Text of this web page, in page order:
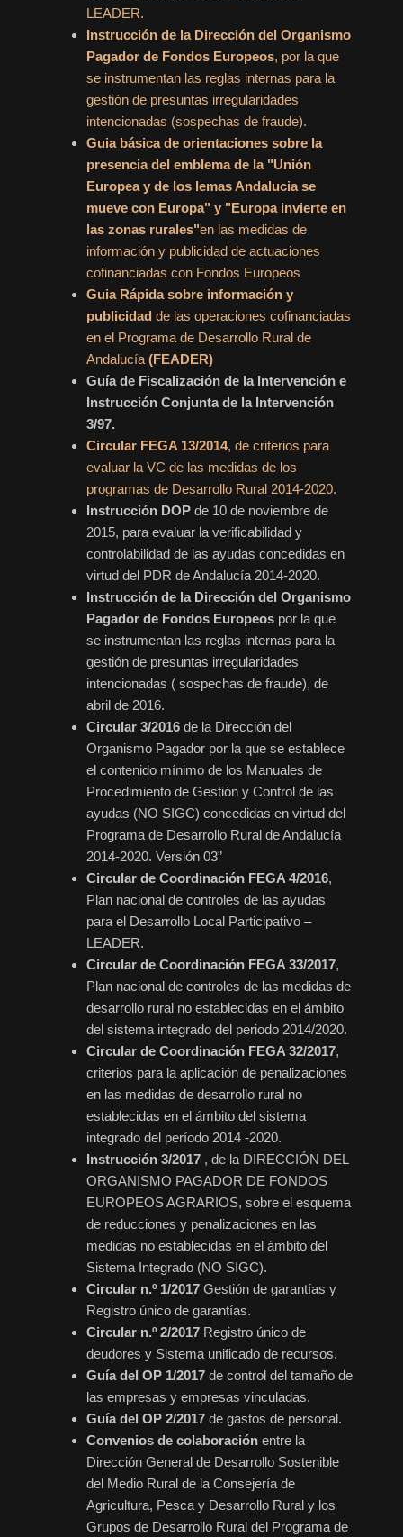
LEADER.
Instrucción de la Dirección del Organismo
Pagador de Fondos Europeos, por la que
se instrumentan las reglas internas para la
gestión de presuntas irregularidades
intencionadas (sospechas de fraude).
Guia básica de orientaciones sobre la
presencia del emblema de la "Unión
Europea y de los lemas Andalucia se
mueve con Europa" y "Europa invierte en
las zonas rurales"en las medidas de
información y publicidad de actuaciones
cofinanciadas con Fondos Europeos
Guia Rápida sobre información y
publicidad de las operaciones cofinanciadas
en el Programa de Desarrollo Rural de
Andalucía (FEADER)
Guía de Fiscalización de la Intervención e
Instrucción Conjunta de la Intervención
3/97.
Circular FEGA 13/2014, de criterios para
evaluar la VC de las medidas de los
programas de Desarrollo Rural 2014-2020.
Instrucción DOP de 10 de noviembre de
2015, para evaluar la verificabilidad y
controlabilidad de las ayudas concedidas en
virtud del PDR de Andalucía 2014-2020.
Instrucción de la Dirección del Organismo
Pagador de Fondos Europeos por la que
se instrumentan las reglas internas para la
gestión de presuntas irregularidades
intencionadas ( sospechas de fraude), de
abril de 2016.
Circular 3/2016 de la Dirección del
Organismo Pagador por la que se establece
el contenido mínimo de los Manuales de
Procedimiento de Gestión y Control de las
ayudas (NO SIGC) concedidas en virtud del
Programa de Desarrollo Rural de Andalucía
2014-2020. Versión 03”
Circular de Coordinación FEGA 4/2016,
Plan nacional de controles de las ayudas
para el Desarrollo Local Participativo –
LEADER.
Circular de Coordinación FEGA 33/2017,
Plan nacional de controles de las medidas de
desarrollo rural no establecidas en el ámbito
del sistema integrado del periodo 2014/2020.
Circular de Coordinación FEGA 32/2017,
criterios para la aplicación de penalizaciones
en las medidas de desarrollo rural no
establecidas en el ámbito del sistema
integrado del período 2014 -2020.
Instrucción 3/2017 , de la DIRECCIÓN DEL
ORGANISMO PAGADOR DE FONDOS
EUROPEOS AGRARIOS, sobre el esquema
de reducciones y penalizaciones en las
medidas no establecidas en el ámbito del
Sistema Integrado (NO SIGC).
Circular n.º 1/2017 Gestión de garantías y
Registro único de garantías.
Circular n.º 2/2017 Registro único de
deudores y Sistema unificado de recursos.
Guía del OP 1/2017 de control del tamaño de
las empresas y empresas vinculadas.
Guía del OP 2/2017 de gastos de personal.
Convenios de colaboración entre la
Dirección General de Desarrollo Sostenible
del Medio Rural de la Consejería de
Agricultura, Pesca y Desarrollo Rural y los
Grupos de Desarrollo Rural del Programa de